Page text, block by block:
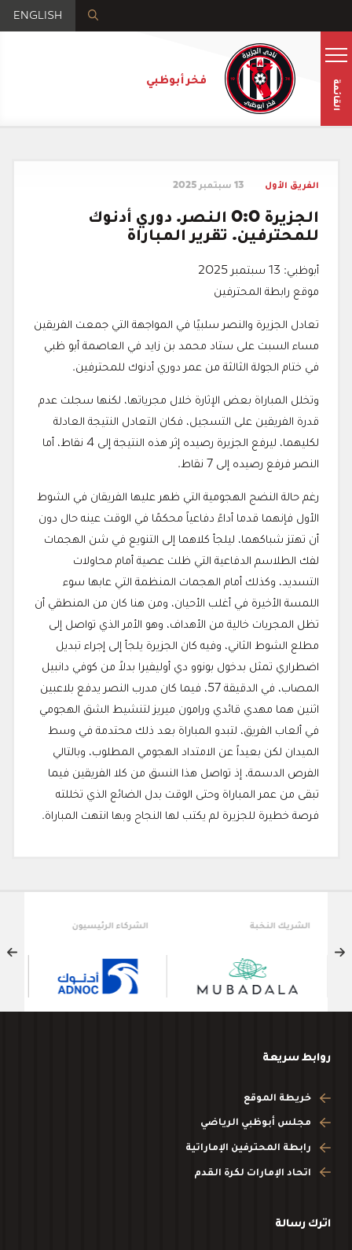
ENGLISH
فخر أبوظبي القائمة
الفريق الأول 13 سبتمبر 2025
الجزيرة 0:0 النصر. دوري أدنوك
للمحترفين. تقرير المباراة
أبوظبي: 13 سبتمبر 2025
موقع رابطة المحترفين
تعادل الجزيرة والنصر سلبيًا في المواجهة التي جمعت الفريقين
مساء السبت على ستاد محمد بن زايد في العاصمة أبو ظبي
في ختام الجولة الثالثة من عمر دوري أدنوك للمحترفين.
وتخلل المباراة بعض الإثارة خلال مجرياتها، لكنها سجلت عدم
قدرة الفريقين على التسجيل، فكان التعادل النتيجة العادلة
لكليهما، ليرفع الجزيرة رصيده إثر هذه النتيجة إلى 4 نقاط، أما
النصر فرفع رصيده إلى 7 نقاط.
رغم حالة النضج الهجومية التي ظهر عليها الفريقان في الشوط
الأول فإنهما قدما أداءً دفاعياً محكمًا في الوقت عينه حال دون
أن تهتز شباكهما، ليلجأ كلاهما إلى التنويع في شن الهجمات
لفك الطلاسم الدفاعية التي ظلت عصية أمام محاولات
التسديد، وكذلك أمام الهجمات المنظمة التي عابها سوء
اللمسة الأخيرة في أغلب الأحيان، ومن هنا كان من المنطقي أن
تظل المجريات خالية من الأهداف، وهو الأمر الذي تواصل إلى
مطلع الشوط الثاني، وفيه كان الجزيرة يلجأ إلى إجراء تبديل
اضطراري تمثل بدخول بونوو دي أوليفيرا بدلاً من كوفي دانبيل
المصاب، في الدقيقة 57، فيما كان مدرب النصر يدفع بلاعبين
اثنين هما مهدي قائدي ورامون ميريز لتنشيط الشق الهجومي
في ألعاب الفريق، لتبدو المباراة بعد ذلك محتدمة في وسط
الميدان لكن بعيداً عن الامتداد الهجومي المطلوب، وبالتالي
الفرص الدسمة، إذ تواصل هذا النسق من كلا الفريقين فيما
تبقى من عمر المباراة وحتى الوقت بدل الضائع الذي تخللته
فرصة خطيرة للجزيرة لم يكتب لها النجاح وبها انتهت المباراة.
الشريك النخبة الشركاء الرئيسيون
روابط سريعة
خريطة الموقع
مجلس أبوظبي الرياضي
رابطة المحترفين الإماراتية
اتحاد الإمارات لكرة القدم
اترك رسالة